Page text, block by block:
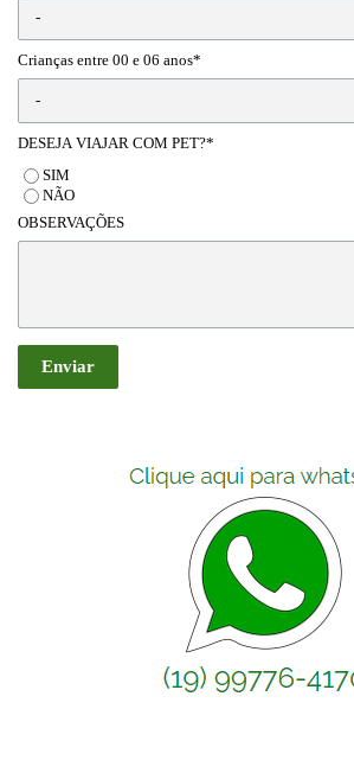
Crianças entre 00 e 06 anos*
DESEJA VIAJAR COM PET?*
SIM
NÃO
OBSERVAÇÕES